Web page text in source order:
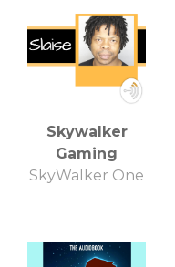
Skywalker
Gaming
SkyWalker One